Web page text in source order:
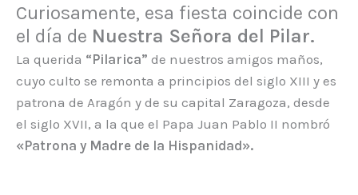
Curiosamente, esa fiesta coincide con
el día de Nuestra Señora del Pilar.
La querida “Pilarica” de nuestros amigos maños,
cuyo culto se remonta a principios del siglo XIII y es
patrona de Aragón y de su capital Zaragoza, desde
el siglo XVII, a la que el Papa Juan Pablo II nombró
«Patrona y Madre de la Hispanidad».